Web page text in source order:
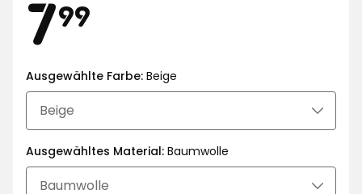
Preis
799
€
Ausgewählte Farbe: Beige
Ausgewähltes Material: Baumwolle